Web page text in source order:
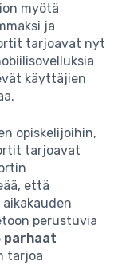
myötä
ja
tarjoavat nyt
käyttäjien
opiskelijoihin,
tarjoavat
että
perustuvia
parhaat
tarjoa